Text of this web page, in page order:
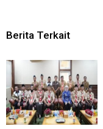
Berita Terkait